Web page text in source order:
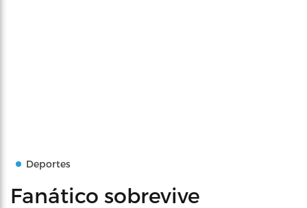
Deportes
Fanático sobrevive